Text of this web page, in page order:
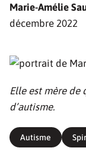
Marie-Amélie
décembre 2022
Elle est mère de
d’autisme.
Autisme